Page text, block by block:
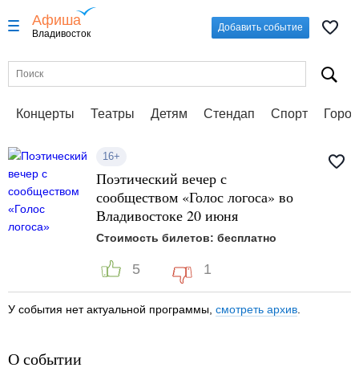
Афиша
Владивосток
Добавить событие
Концерты Театры Детям Стендап Спорт
16+
Поэтический вечер с
сообществом «Голос логоса» во
Владивостоке 20 июня
Стоимость билетов: бесплатно
5 1
У события нет актуальной программы, смотреть архив
О событии